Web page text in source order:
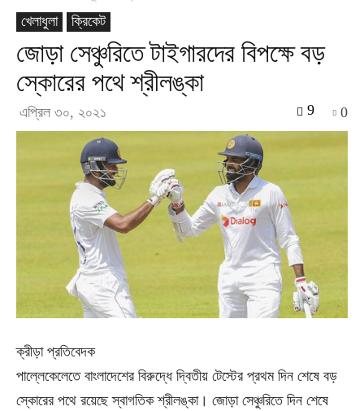
খেলাধুলা
ক্রিকেট
জোড়া সেঞ্চুরিতে টাইগারদের বিপক্ষে বড়
স্কোরের পথে শ্রীলঙ্কা
এপ্রিল ৩০, ২০২১ 0
9
ক্রীড়া প্রতিবেদক
পাল্লেকেলেতে বাংলাদেশের বিরুদ্ধে দ্বিতীয় টেস্টের প্রথম দিন শেষে বড়
স্কোরের পথে রয়েছে স্বাগতিক শ্রীলঙ্কা। জোড়া সেঞ্চুরিতে দিন শেষে